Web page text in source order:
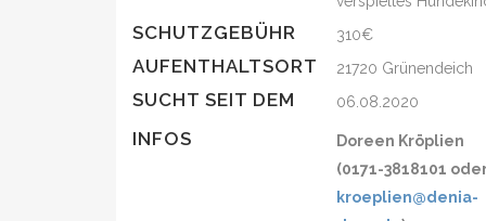
SCHUTZGEBÜHR 310€
AUFENTHALTSORT 21720 Grünendeich
SUCHT SEIT DEM 06.08.2020
INFOS
Doreen Kröplien
(0171-3818101
kroeplien@denia-